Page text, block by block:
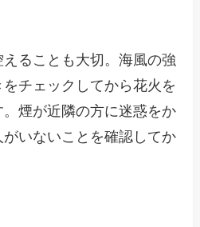
ることも大切。海風の強
チェックしてから花火を
煙が近隣の方に迷惑をか
いないことを確認してか